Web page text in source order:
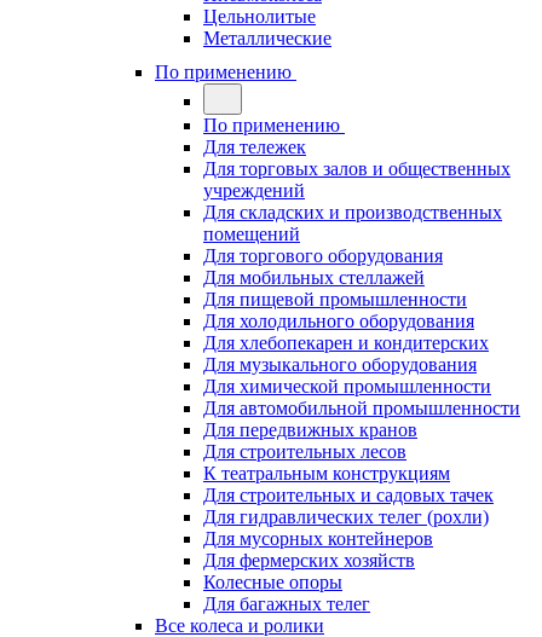
Цельнолитые
Металлические
По применению
По применению
Для тележек
Для торговых залов и общественных
учреждений
Для складских и производственных
помещений
Для торгового оборудования
Для мобильных стеллажей
Для пищевой промышленности
Для холодильного оборудования
Для хлебопекарен и кондитерских
Для музыкального оборудования
Для химической промышленности
Для автомобильной промышленности
Для передвижных кранов
Для строительных лесов
К театральным конструкциям
Для строительных и садовых тачек
Для гидравлических телег (рохли)
Для мусорных контейнеров
Для фермерских хозяйств
Колесные опоры
Для багажных телег
Все колеса и ролики